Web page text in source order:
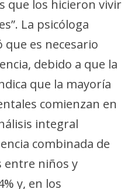
que los hicieron vivir
La psicóloga
es necesario
debido a que la
que la mayoría
comienzan en
integral
combinada de
niños y
y, en los